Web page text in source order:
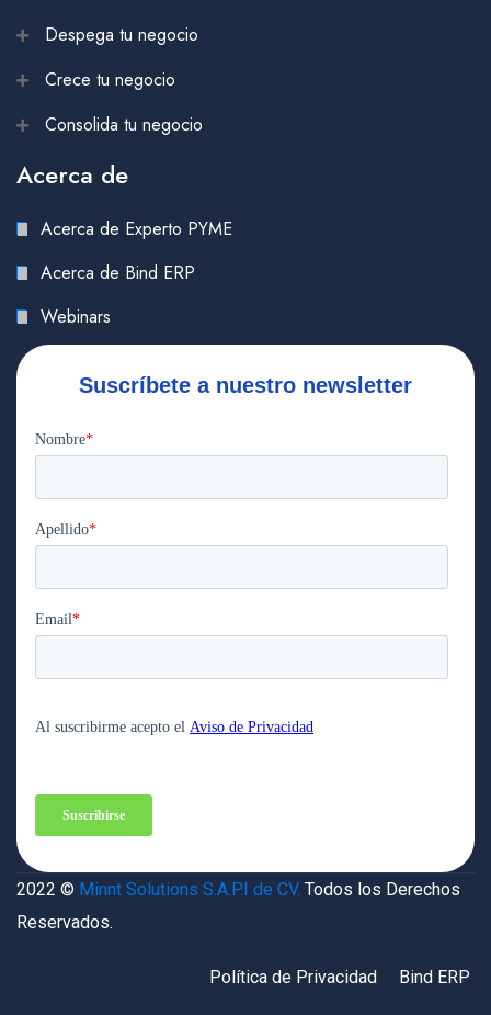
Despega tu negocio
Crece tu negocio
Consolida tu negocio
Acerca de
Acerca de Experto PYME
Acerca de Bind ERP
Webinars
Suscríbete a nuestro newsletter
2022 © Minnt Solutions S.A.P.I de CV. Todos los Derechos
Reservados.
Política de Privacidad Bind ERP